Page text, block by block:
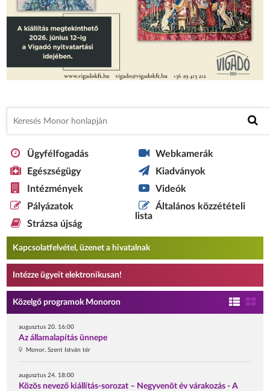
Ügyfélfogadás
Egészségügy
Intézmények
Pályázatok
Strázsa újság
Webkamerák
Kiadványok
Videók
Általános közzétételi
lista
Kapcsolatfelvétel, üzenet a hivatalnak
Intézze ügyeit elektronikusan!
Közelgő programok Monoron
augusztus 20. 16:00
Az államalapítás ünnepe
Monor, Szent István tér
augusztus 24. 18:00
Közös nevező kiállítás-sorozat – Negyvenöt év várakozás - A